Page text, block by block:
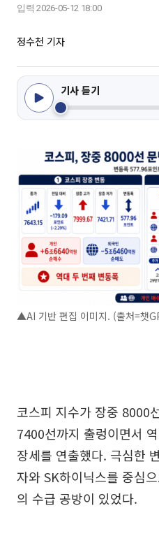
입력 2026-05-12 18:00
정수천 기자
기사 듣기
▲AI 기반 편집 이미지. (출처=챗
코스피 지수가 장중 8000
7400선까지 출렁이면서
장세를 연출했다. 극심한
자와 SK하이닉스를 중심
의 수급 공방이 있었다.